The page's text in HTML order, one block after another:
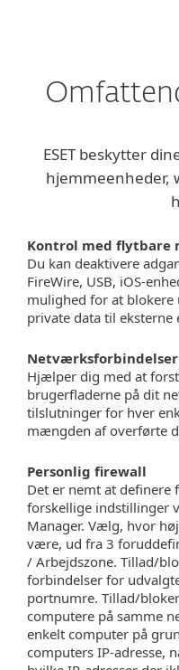
ESET beskytter
hjemmeenheder,
Kontrol med flytbare
Du kan deaktivere
FireWire, USB, iOS-
mulighed for at
private data til eksterne
Netværksforbindelser
Hjælper dig med at
brugerfladerne på dit
tilslutninger for hver
mængden af overførte
Personlig firewall
Det er nemt at
forskellige indstillinger
Manager. Vælg, hvor
være, ud fra 3
/ Arbejdszone. Tillad/
forbindelser for
portnumre. Tillad/
computere på samme
enkelt computer på
computers IP-adresse,